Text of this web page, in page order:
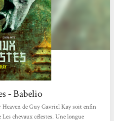
- Babelio
de Guy Gavriel Kay soit enfin
chevaux célestes. Une longue